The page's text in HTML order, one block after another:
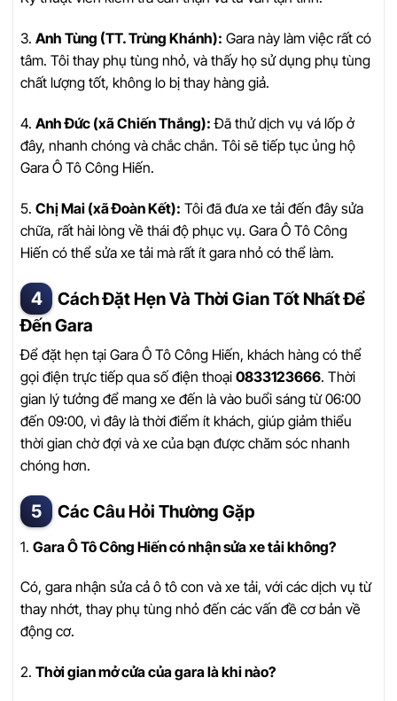
3. Anh Tùng (TT. Trùng Khánh): Gara này làm việc rất có
tâm. Tôi thay phụ tùng nhỏ, và thấy họ sử dụng phụ tùng
chất lượng tốt, không lo bị thay hàng giả.
4. Anh Đức (xã Chiến Thắng): Đã thử dịch vụ vá lốp ở
đây, nhanh chóng và chắc chắn. Tôi sẽ tiếp tục ủng hộ
Gara Ô Tô Công Hiến.
5. Chị Mai (xã Đoàn Kết): Tôi đã đưa xe tải đến đây sửa
chữa, rất hài lòng về thái độ phục vụ. Gara Ô Tô Công
Hiến có thể sửa xe tải mà rất ít gara nhỏ có thể làm.
Cách Đặt Hẹn Và Thời Gian Tốt Nhất Để
Đến Gara
Để đặt hẹn tại Gara Ô Tô Công Hiến, khách hàng có thể
gọi điện trực tiếp qua số điện thoại 0833123666. Thời
gian lý tưởng để mang xe đến là vào buổi sáng từ 06:00
đến 09:00, vì đây là thời điểm ít khách, giúp giảm thiểu
thời gian chờ đợi và xe của bạn được chăm sóc nhanh
chóng hơn.
Các Câu Hỏi Thường Gặp
1. Gara Ô Tô Công Hiến có nhận sửa xe tải không?
Có, gara nhận sửa cả ô tô con và xe tải, với các dịch vụ từ
thay nhớt, thay phụ tùng nhỏ đến các vấn đề cơ bản về
động cơ.
2. Thời gian mở cửa của gara là khi nào?